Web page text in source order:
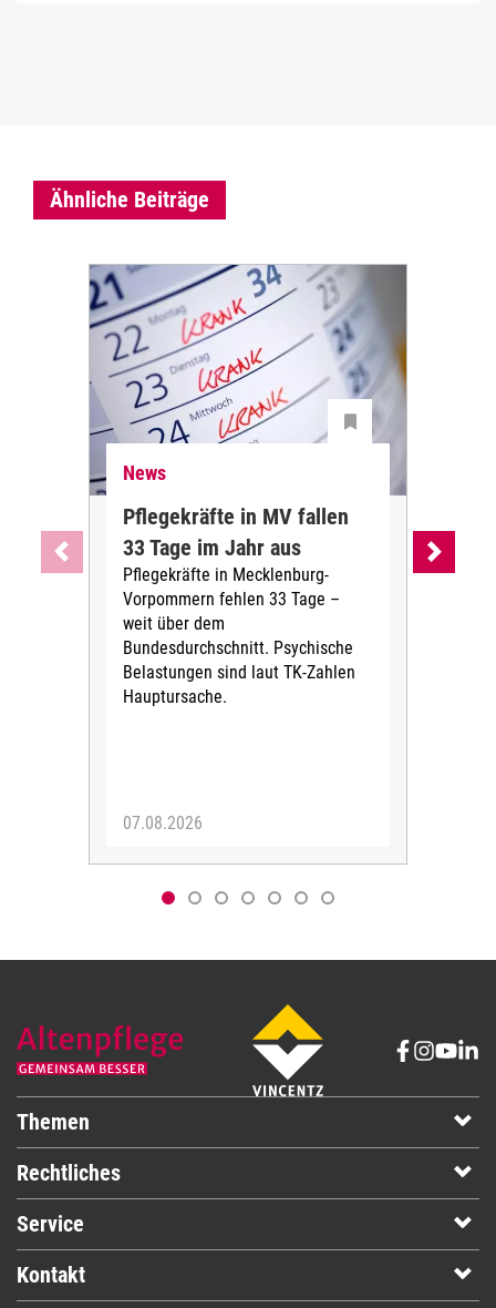
Ähnliche Beiträge
News
Pflegekräfte in MV fallen
33 Tage im Jahr aus
Pflegekräfte in Mecklenburg-
Vorpommern fehlen 33 Tage –
weit über dem
Bundesdurchschnitt. Psychische
Belastungen sind laut TK-Zahlen
Hauptursache.
07.08.2026
Themen
Rechtliches
Service
Kontakt